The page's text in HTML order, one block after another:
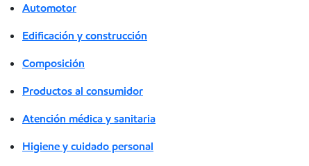
Automotor
Edificación y construcción
Composición
Productos al consumidor
Atención médica y sanitaria
Higiene y cuidado personal